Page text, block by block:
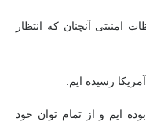
امنیتی آنچنان که انتظار
رسیده ایم.
ایم و از تمام توان خود